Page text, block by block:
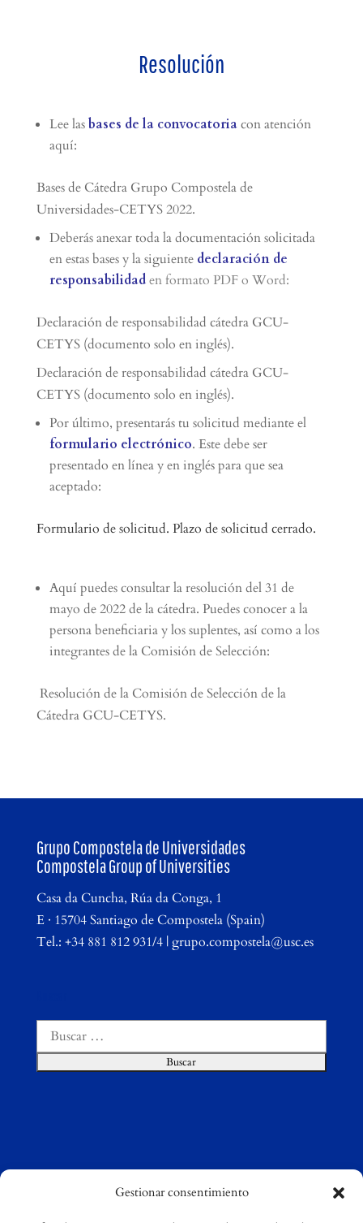
Gestionar consentimiento
Resolución
Lee lasbases de la convocatoriacon atención
aquí:
Bases de Cátedra Grupo Compostela de
Universidades-CETYS2022.
Deberás anexar toda la documentación solicitada
en estas bases y la siguiente declaración de
responsabilidaden formato PDF o Word:
Declaración de responsabilidad cátedra GCU-
CETYS (documento solo en inglés).
Declaración de responsabilidad cátedra GCU-
CETYS (documento solo en inglés).
Por último, presentarás tu solicitud mediante el
formulario electrónico. Este debe ser
presentado en línea y en inglés para que sea
aceptado:
Formulario de solicitud. Plazo de solicitud cerrado.
Aquí puedes consultar la resolución del 31 de
mayo de 2022 de la cátedra. Puedes conocer a la
persona beneficiaria y los suplentes, así como a los
integrantes de la Comisión de Selección:
Resolución de la Comisión de Selección de la
Cátedra GCU-CETYS.
Grupo Compostela de Universidades
Compostela Group of Universities
Casa da Cuncha, Rúa da Conga, 1
E · 15704 Santiago de Compostela (Spain)
Tel.: +34 881 812 931/4 | grupo.compostela@usc.es
Buscar: